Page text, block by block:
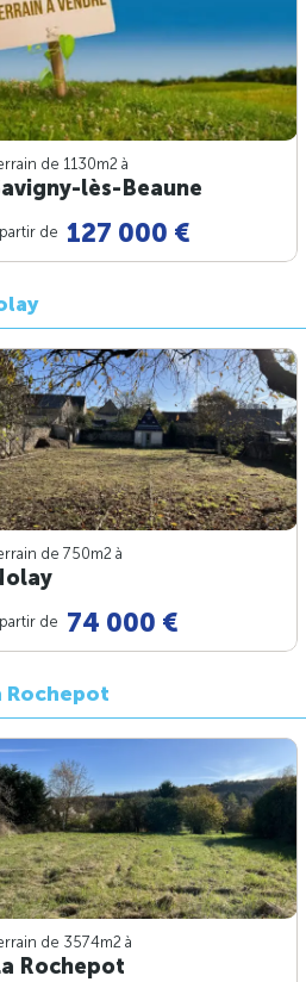
de 1130m2 à
lès-Beaune
de 127 000 €
de 750m2 à
de 74 000 €
Rochepot
de 3574m2 à
Rochepot